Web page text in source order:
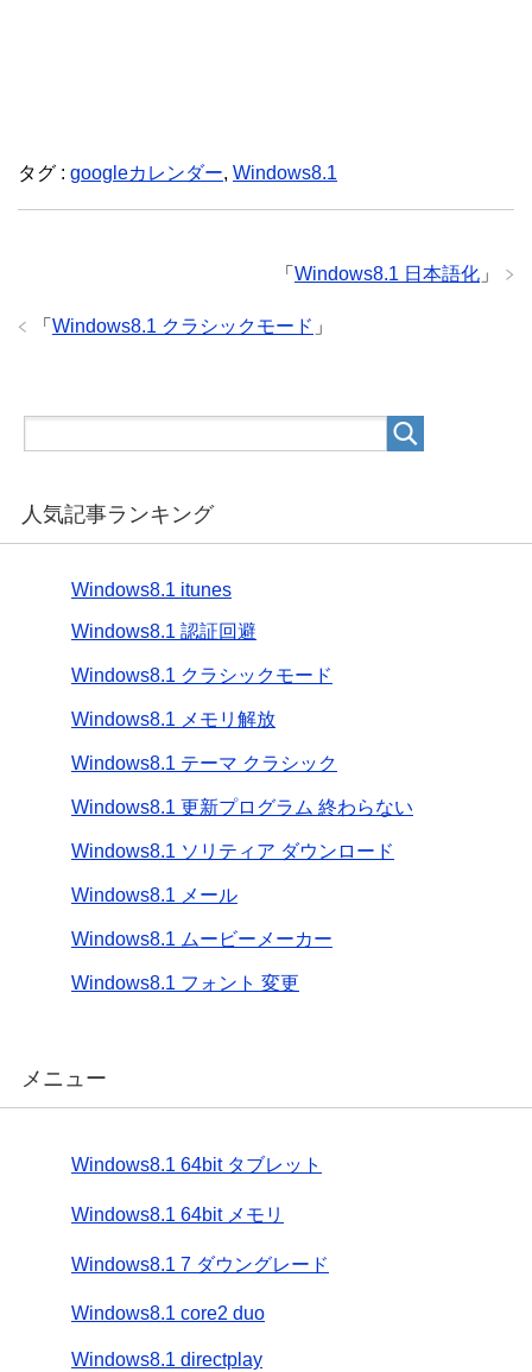
タグ : googleカレンダー, Windows8.1
「 Windows8.1 日本語化 」
「 Windows8.1 クラシックモード 」
人気記事ランキング
Windows8.1 itunes
Windows8.1 認証回避
Windows8.1 クラシックモード
Windows8.1 メモリ解放
Windows8.1 テーマ クラシック
Windows8.1 更新プログラム 終わらない
Windows8.1 ソリティア ダウンロード
Windows8.1 メール
Windows8.1 ムービーメーカー
Windows8.1 フォント 変更
メニュー
Windows8.1 64bit タブレット
Windows8.1 64bit メモリ
Windows8.1 7 ダウングレード
Windows8.1 core2 duo
Windows8.1 directplay